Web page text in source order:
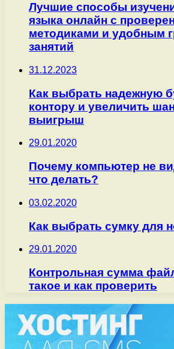
Лучшие способы
языка онлайн с
методиками и удобным
занятий
31.12.2023
Как выбрать надежную
контору и увеличить
выигрыш
29.01.2020
Почему компьютер не
что делать?
03.02.2020
Как выбрать сумку для
29.01.2020
Контрольная сумма
такое и как проверить